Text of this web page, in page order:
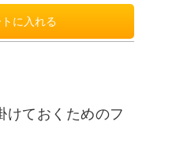
ておくためのフ